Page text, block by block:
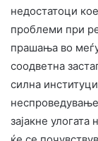
недостатоци
проблеми при
прашања во
соодветна
силна
зајакне